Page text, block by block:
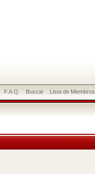
F.A.Q. Buscar Lista de Miembros